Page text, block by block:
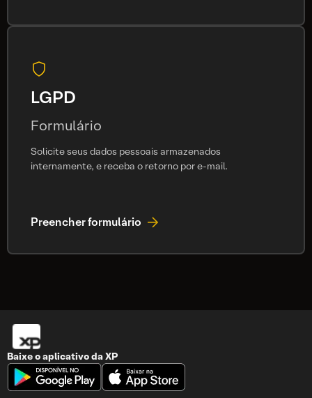
LGPD
Formulário
Solicite seus dados pessoais armazenados
internamente, e receba o retorno por e-mail.
Preencher formulário
Baixe o aplicativo daXP